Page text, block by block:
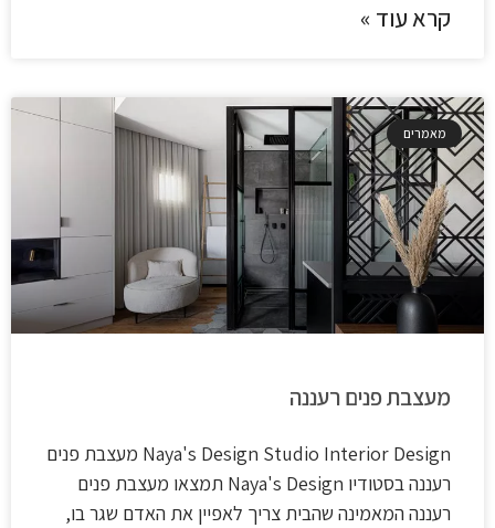
קרא עוד »
מאמרים
מעצבת פנים רעננה
Naya's Design Studio​ Interior Design מעצבת פנים
רעננה בסטודיו Naya's Design תמצאו מעצבת פנים
רעננה המאמינה שהבית צריך לאפיין את האדם שגר בו,